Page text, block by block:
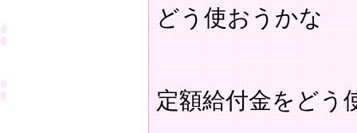
どう使おうかな
定額給付金をどう